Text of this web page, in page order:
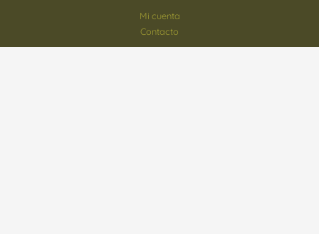
Mi cuenta
Contacto